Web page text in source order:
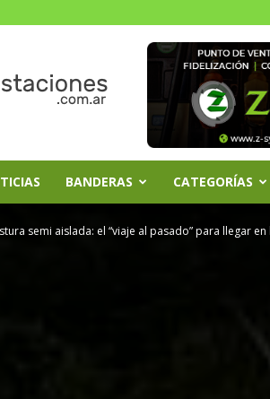
BANDERAS CATEGORÍAS
semi aislada: el “viaje al pasado” para llegar en